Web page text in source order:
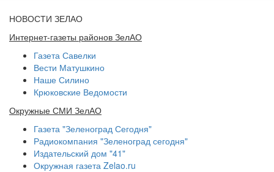
НОВОСТИ ЗЕЛАО
Интернет-газеты районов ЗелАО
Газета Савелки
Вести Матушкино
Наше Силино
Крюковские Ведомости
Окружные СМИ ЗелАО
Газета "Зеленоград Сегодня"
Радиокомпания "Зеленоград сегодня"
Издательский дом "41"
Окружная газета Zelao.ru